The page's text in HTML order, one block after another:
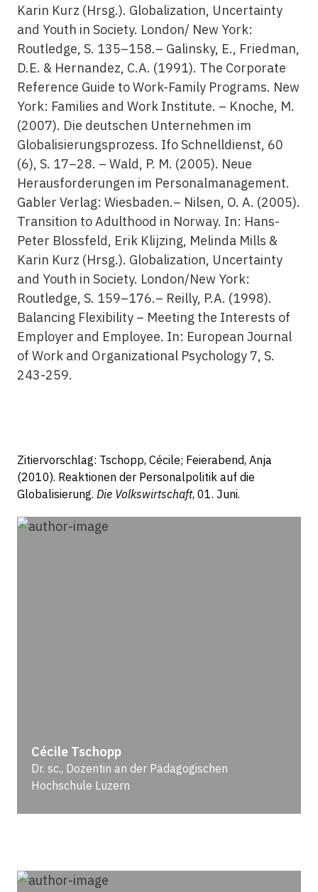
Karin Kurz (Hrsg.). Globalization, Uncertainty
and Youth in Society. London/ New York:
Routledge, S. 135–158.– Galinsky, E., Friedman,
D.E. & Hernandez, C.A. (1991). The Corporate
Reference Guide to Work-Family Programs. New
York: Families and Work Institute. – Knoche, M.
(2007). Die deutschen Unternehmen im
Globalisierungsprozess. Ifo Schnelldienst, 60
(6), S. 17–28. – Wald, P. M. (2005). Neue
Herausforderungen im Personalmanagement.
Gabler Verlag: Wiesbaden.– Nilsen, O. A. (2005).
Transition to Adulthood in Norway. In: Hans-
Peter Blossfeld, Erik Klijzing, Melinda Mills &
Karin Kurz (Hrsg.). Globalization, Uncertainty
and Youth in Society. London/New York:
Routledge, S. 159–176.– Reilly, P.A. (1998).
Balancing Flexibility – Meeting the Interests of
Employer and Employee. In: European Journal
of Work and Organizational Psychology 7, S.
243-259.
Zitiervorschlag: Tschopp, Cécile; Feierabend, Anja
(2010). Reaktionen der Personalpolitik auf die
Globalisierung. Die Volkswirtschaft, 01. Juni.
Cécile Tschopp
Dr. sc., Dozentin an der Pädagogischen
Hochschule Luzern